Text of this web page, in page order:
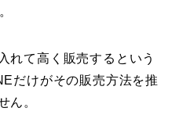
。
れて高く販売するという
だけがその販売方法を推
ん。